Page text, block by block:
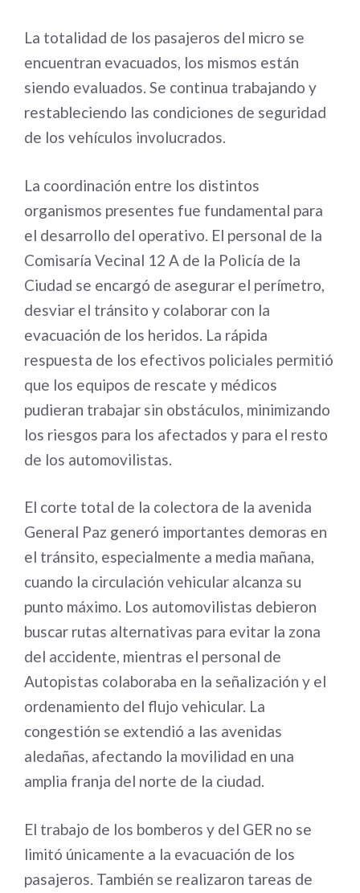
La totalidad de los pasajeros del micro se
encuentran evacuados, los mismos están
siendo evaluados. Se continua trabajando y
restableciendo las condiciones de seguridad
de los vehículos involucrados.
La coordinación entre los distintos
organismos presentes fue fundamental para
el desarrollo del operativo. El personal de la
Comisaría Vecinal 12 A de la Policía de la
Ciudad se encargó de asegurar el perímetro,
desviar el tránsito y colaborar con la
evacuación de los heridos. La rápida
respuesta de los efectivos policiales permitió
que los equipos de rescate y médicos
pudieran trabajar sin obstáculos, minimizando
los riesgos para los afectados y para el resto
de los automovilistas.
El corte total de la colectora de la avenida
General Paz generó importantes demoras en
el tránsito, especialmente a media mañana,
cuando la circulación vehicular alcanza su
punto máximo. Los automovilistas debieron
buscar rutas alternativas para evitar la zona
del accidente, mientras el personal de
Autopistas colaboraba en la señalización y el
ordenamiento del flujo vehicular. La
congestión se extendió a las avenidas
aledañas, afectando la movilidad en una
amplia franja del norte de la ciudad.
El trabajo de los bomberos y del GER no se
limitó únicamente a la evacuación de los
pasajeros. También se realizaron tareas de